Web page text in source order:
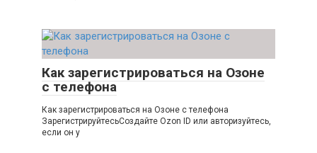
Как зарегистрироваться на Озоне
с телефона
Как зарегистрироваться на Озоне с телефона
ЗарегистрируйтесьСоздайте Ozon ID или авторизуйтесь,
если он у